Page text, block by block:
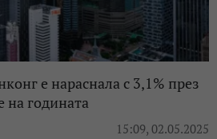
е нараснала с 3,1% през
на годината
15:09, 02.05.2025